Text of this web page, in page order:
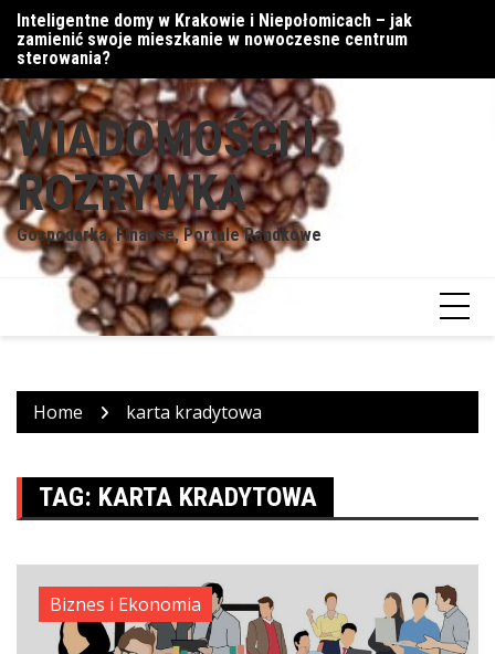
Skip
content
Inteligentne domy w Krakowie i Niepołomicach – jak
zamienić swoje mieszkanie w nowoczesne centrum
sterowania?
WIADOMOŚCI I
ROZRYWKA
Gospodarka, Finanse, Portale Randkowe
Home karta kradytowa
TAG: KARTA KRADYTOWA
Biznes i Ekonomia